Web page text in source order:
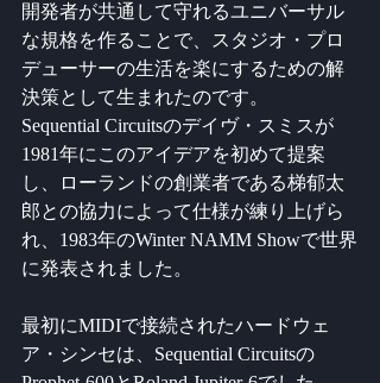
開発者が共通して守れるユニバーサル
な規格を作ることで、スタジオ・プロ
デューサーの生活を楽にするための解
決策として生まれたのです。
Sequential Circuitsのデイヴ・スミスが
1981年にこのアイデアを初めて提案
し、ローランドの創業者である梯郁太
郎との協力によって仕様が練り上げら
れ、1983年のWinter NAMM Showで世界
に発表されました。
最初にMIDIで接続されたハードウェ
ア・シンセは、Sequential Circuitsの